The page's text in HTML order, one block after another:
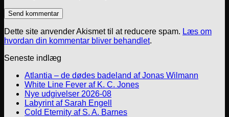
Dette site anvender Akismet til at reducere spam. Læs om
hvordan din kommentar bliver behandlet.
Seneste indlæg
Atlantia – de dødes badeland af Jonas Wilmann
White Line Fever af K. C. Jones
Nye udgivelser 2026-08
Labyrint af Sarah Engell
Cold Eternity af S. A. Barnes